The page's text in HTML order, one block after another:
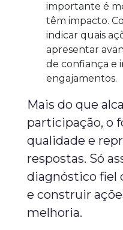
importante é
têm impacto.
indicar quais
apresentar
de confiança e
engajamentos.
Mais do que
participação, o
qualidade e
respostas. Só
diagnóstico fiel
e construir
melhoria.